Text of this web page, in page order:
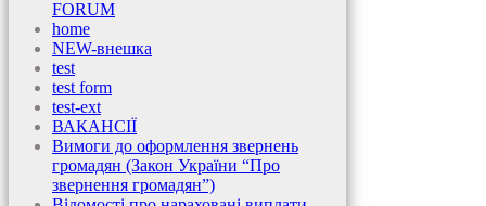
FORUM
home
NEW-внешка
test
test form
test-ext
ВАКАНСІЇ
Вимоги до оформлення звернень
громадян (Закон України “Про
звернення громадян”)